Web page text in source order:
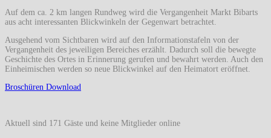
Auf dem ca. 2 km langen Rundweg wird die Vergangenheit Markt Bibarts
aus acht interessanten Blickwinkeln der Gegenwart betrachtet.
Ausgehend vom Sichtbaren wird auf den Informationstafeln von der
Vergangenheit des jeweiligen Bereiches erzählt. Dadurch soll die bewegte
Geschichte des Ortes in Erinnerung gerufen und bewahrt werden. Auch den
Einheimischen werden so neue Blickwinkel auf den Heimatort eröffnet.
Broschüren Download
Aktuell sind 171 Gäste und keine Mitglieder online